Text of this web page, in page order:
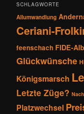
SCHLAGWORTE
Allumwandlung
Ceriani-
feenschach FIDE-
Glückwünsche
Königsmarsch
Letzte Züge?
Platzwechsel